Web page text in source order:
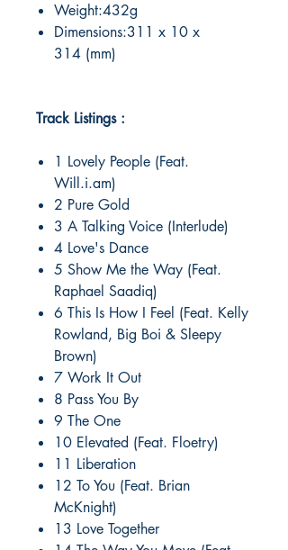
Weight:432g
Dimensions:311 x 10 x
314 (mm)
Track Listings :
1 Lovely People (Feat.
Will.i.am)
2 Pure Gold
3 A Talking Voice (Interlude)
4 Love's Dance
5 Show Me the Way (Feat.
Raphael Saadiq)
6 This Is How I Feel (Feat. Kelly
Rowland, Big Boi & Sleepy
Brown)
7 Work It Out
8 Pass You By
9 The One
10 Elevated (Feat. Floetry)
11 Liberation
12 To You (Feat. Brian
McKnight)
13 Love Together